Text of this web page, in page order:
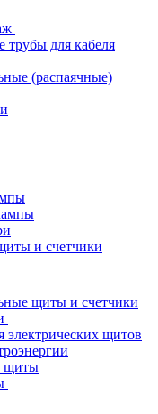
трубы для кабеля
(распаячные)
и счетчики
щиты и счетчики
электрических щитов
щиты